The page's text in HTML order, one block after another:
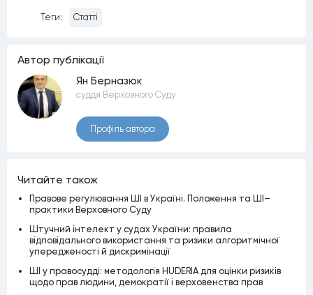
Теги: Статті
Автор публiкацiї
Ян Берназюк
суддя Верховного Суду
Профiль автора
Читайте також
Правове регулювання ШІ в Україні. Положення та ШІ–
практики Верховного Суду
Штучний інтелект у судах України: правила
відповідального використання та ризики алгоритмічної
упередженості й дискримінації
ШІ у правосудді: методологія HUDERIA для оцінки ризиків
щодо прав людини, демократії і верховенства прав